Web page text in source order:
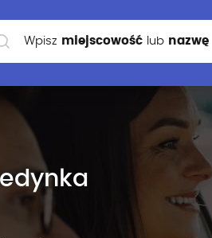
Wpisz miejscowość lub nazwę
szkoły